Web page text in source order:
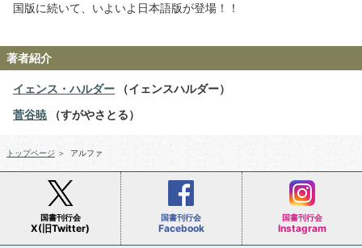
国版に続いて、いよいよ日本語版が登場！！
著者紹介
イェンス・ハルダー （イェンスハルダー）
菅谷暁 （すがやさとる）
トップページ ＞ アルファ
国書刊行会
X(旧Twitter)
国書刊行会
Facebook
国書刊行会
Instagram